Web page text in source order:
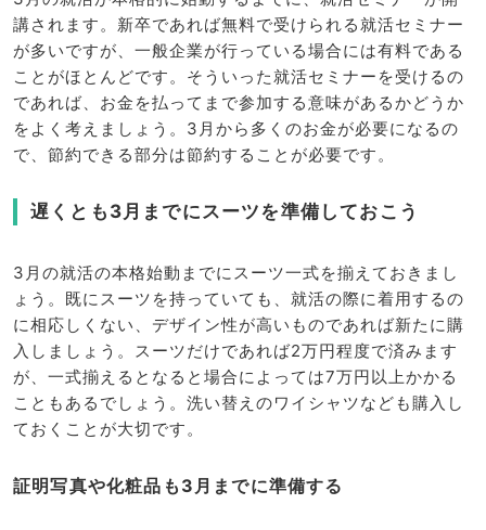
講されます。新卒であれば無料で受けられる就活セミナー
が多いですが、一般企業が行っている場合には有料である
ことがほとんどです。そういった就活セミナーを受けるの
であれば、お金を払ってまで参加する意味があるかどうか
をよく考えましょう。3月から多くのお金が必要になるの
で、節約できる部分は節約することが必要です。
遅くとも3月までにスーツを準備しておこう
3月の就活の本格始動までにスーツ一式を揃えておきまし
ょう。既にスーツを持っていても、就活の際に着用するの
に相応しくない、デザイン性が高いものであれば新たに購
入しましょう。スーツだけであれば2万円程度で済みます
が、一式揃えるとなると場合によっては7万円以上かかる
こともあるでしょう。洗い替えのワイシャツなども購入し
ておくことが大切です。
証明写真や化粧品も3月までに準備する